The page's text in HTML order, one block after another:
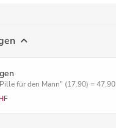
für den Mann" (17.90) = 47.90